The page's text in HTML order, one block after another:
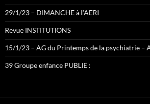
29/1/23 – DIMANCHE à l’AERI
Revue INSTITUTIONS
15/1/23 – AG du Printemps de la psychiatrie –
39 Groupe enfance PUBLIE :